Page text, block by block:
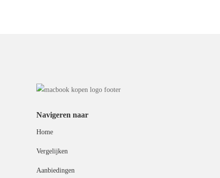
Navigeren naar
Home
Vergelijken
Aanbiedingen